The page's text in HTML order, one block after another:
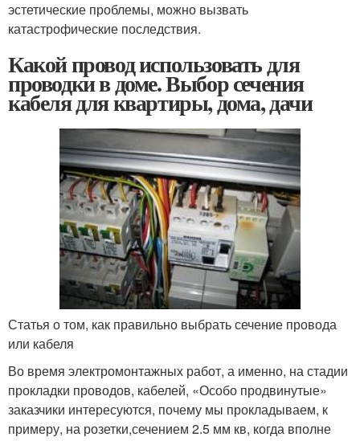
эстетические проблемы, можно вызвать
катастрофические последствия.
Какой провод использовать для
проводки в доме. Выбор сечения
кабеля для квартиры, дома, дачи
Статья о том, как правильно выбрать сечение провода
или кабеля
Во время электромонтажных работ, а именно, на стадии
прокладки проводов, кабелей, «Особо продвинутые»
заказчики интересуются, почему мы прокладываем, к
примеру, на розетки,сечением 2.5 мм кв, когда вполне